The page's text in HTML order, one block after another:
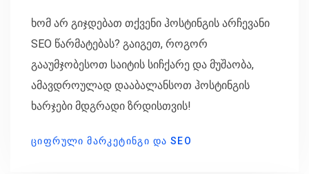
ხომ არ გიჯდებათ თქვენი ჰოსტინგის არჩევანი
SEO წარმატებას? გაიგეთ, როგორ
გააუმჯობესოთ საიტის სიჩქარე და მუშაობა,
ამავდროულად დააბალანსოთ ჰოსტინგის
ხარჯები მდგრადი ზრდისთვის!
ᲪᲘᲤᲠᲣᲚᲘ ᲛᲐᲠᲙᲔᲢᲘᲜᲒᲘ ᲓᲐ SEO